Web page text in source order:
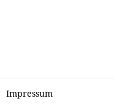
Impressum